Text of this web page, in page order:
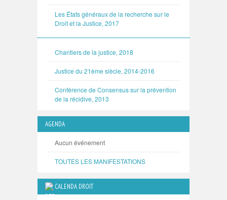
Les États généraux de la recherche sur le
Droit et la Justice, 2017
Chantiers de la justice, 2018
Justice du 21ème siècle, 2014-2016
Conférence de Consensus sur la prévention
de la récidive, 2013
AGENDA
Aucun événement
TOUTES LES MANIFESTATIONS
CALENDA DROIT